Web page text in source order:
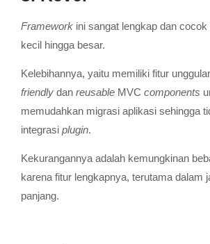
Framework ini sangat lengkap dan
kecil hingga besar.
Kelebihannya, yaitu memiliki fitur
friendly dan reusable MVC components
memudahkan migrasi aplikasi sehingga
integrasi plugin.
Kekurangannya adalah kemungkinan
karena fitur lengkapnya, terutama dalam
panjang.